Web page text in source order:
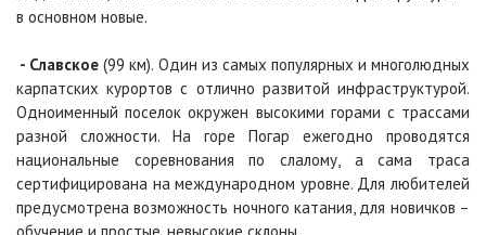
в основном новые.
- Славское (99 км). Один из самых популярных и многолюдных
карпатских курортов с отлично развитой инфраструктурой.
Одноименный поселок окружен высокими горами с трассами
разной сложности. На горе Погар ежегодно проводятся
национальные соревнования по слалому, а сама траса
сертифицирована на международном уровне. Для любителей
предусмотрена возможность ночного катания, для новичков –